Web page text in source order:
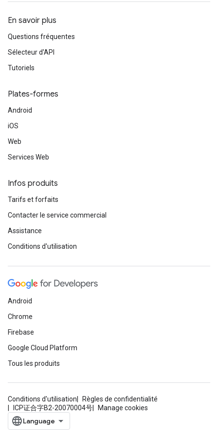
En savoir plus
Questions fréquentes
Sélecteur d'API
Tutoriels
Plates-formes
Android
iOS
Web
Services Web
Infos produits
Tarifs et forfaits
Contacter le service commercial
Assistance
Conditions d'utilisation
Android
Chrome
Firebase
Google Cloud Platform
Tous les produits
Conditions d'utilisation
Règles de confidentialité
ICP证合字B2-20070004号
Manage cookies